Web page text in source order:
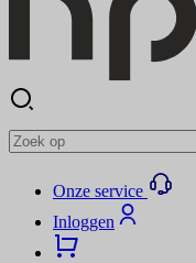
Onze service
Inloggen